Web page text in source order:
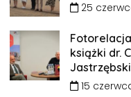
25
książki dr.
15